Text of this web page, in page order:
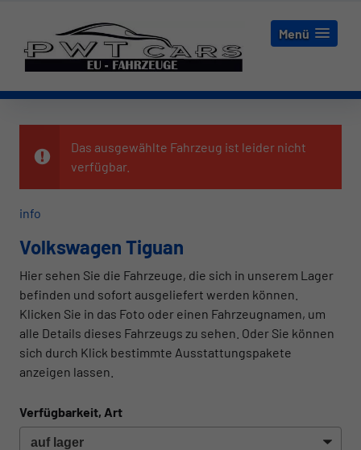
Menü
Das ausgewählte Fahrzeug ist leider nicht
verfügbar.
info
Volkswagen Tiguan
Hier sehen Sie die Fahrzeuge, die sich in unserem Lager
befinden und sofort ausgeliefert werden können.
Klicken Sie in das Foto oder einen Fahrzeugnamen, um
alle Details dieses Fahrzeugs zu sehen. Oder Sie können
sich durch Klick bestimmte Ausstattungspakete
anzeigen lassen.
Verfügbarkeit, Art